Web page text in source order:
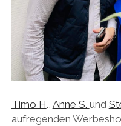
Timo H., Anne S. und
aufregenden